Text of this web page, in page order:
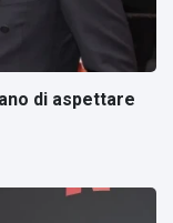
di aspettare